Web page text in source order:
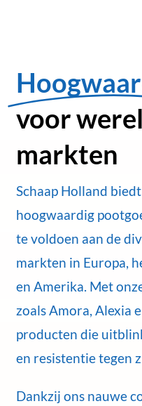
voor
markten
Schaap Holland
hoogwaardig
te voldoen aan de
markten in Europa,
en Amerika. Met
zoals Amora, Alexia
producten die
en resistentie tegen
Dankzij ons nauwe